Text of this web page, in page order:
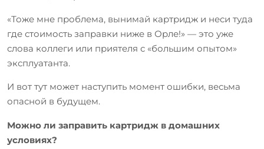
«Тоже мне проблема, вынимай картридж и неси туда
где стоимость заправки ниже в Орле!» — это уже
слова коллеги или приятеля с «большим опытом»
эксплуатанта.
И вот тут может наступить момент ошибки, весьма
опасной в будущем.
Можно ли заправить картридж в домашних
условиях?